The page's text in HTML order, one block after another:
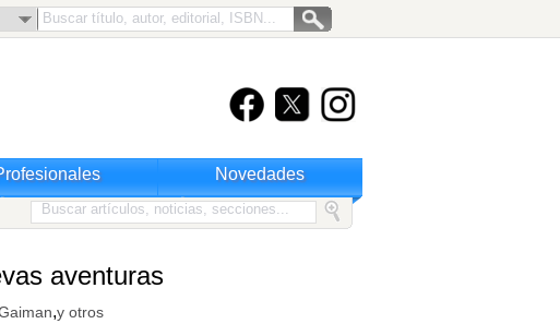
Novedades
aventuras
,y otros